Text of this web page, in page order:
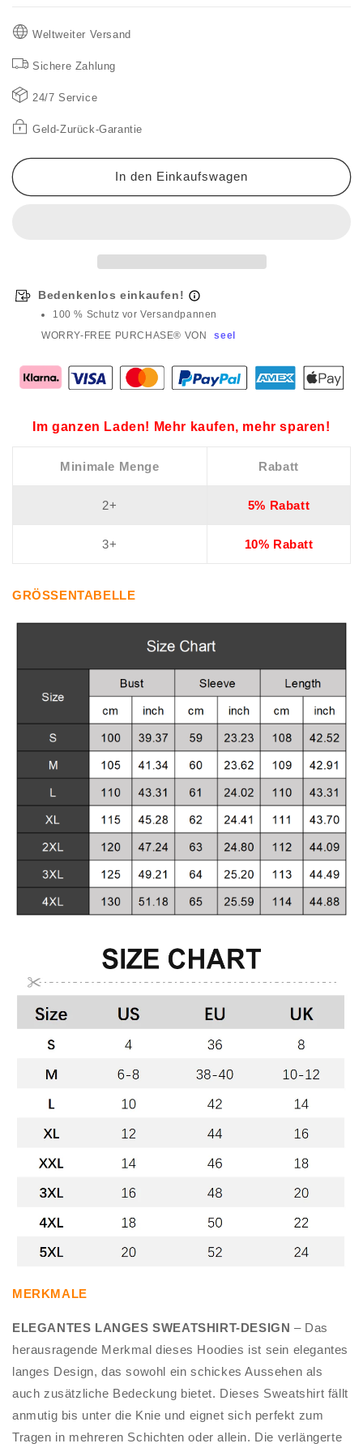
🔥
2025
Neuankömmling
Vorverkauf✨
Langes
Sweatshirt
Kapuze
2025
Vorverkauf✨
Langes
Sweatshirt
Kapuze
Weltweiter Versand
Sichere Zahlung
24/7 Service
Geld-Zurück-Garantie
In den Einkaufswagen
Bedenkenlos einkaufen!
100 % Schutz vor Versandpannen
WORRY-FREE PURCHASE® VON
seel
Im ganzen Laden! Mehr kaufen, mehr sparen!
Minimale Menge Rabatt
2+ 5% Rabatt
3+ 10% Rabatt
GRÖSSENTABELLE
MERKMALE
ELEGANTES LANGES SWEATSHIRT-DESIGN – Das
herausragende Merkmal dieses Hoodies ist sein elegantes
langes Design, das sowohl ein schickes Aussehen als
auch zusätzliche Bedeckung bietet. Dieses Sweatshirt fällt
anmutig bis unter die Knie und eignet sich perfekt zum
Tragen in mehreren Schichten oder allein. Die verlängerte